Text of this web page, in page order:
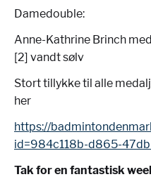
Damedouble:
Anne-Kathrine Brinch
[2] vandt sølv
Stort tillykke til alle
her
https://
id=984c118b-d865-
Tak for en fantastisk